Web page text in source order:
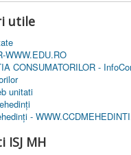
utile
WWW.EDU.RO
CONSUMATORILOR -
unitati
-
ISJ MH